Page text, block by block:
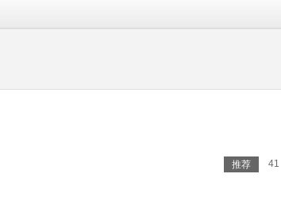
推荐 41